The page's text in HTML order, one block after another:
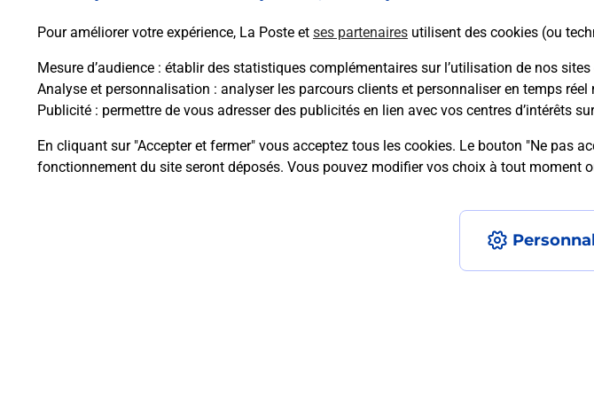
Pour améliorer votre expérience, La Poste et ses partenaires utilisent des cookies (ou
Mesure d’audience : établir des statistiques complémentaires sur l’utilisation de nos
Analyse et personnalisation : analyser les parcours clients et personnaliser en temps
Publicité : permettre de vous adresser des publicités en lien avec vos centres d’intérêts
En cliquant sur "Accepter et fermer" vous acceptez tous les cookies. Le bouton "Ne pas
fonctionnement du site seront déposés. Vous pouvez modifier vos choix à tout moment
En savoir plus
Questions fréquemment
Comment retourner un colis acheté en ligne